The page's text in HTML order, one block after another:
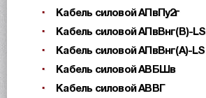
Кабель силовой АПвПу2г
Кабель силовой АПвВнг(B)-LS
Кабель силовой АПвВнг(A)-LS
Кабель силовой АВБШв
Кабель силовой АВВГ